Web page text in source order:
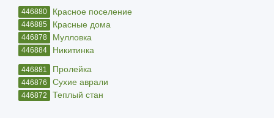
446880 Красное поселение
446885 Красные дома
446878 Мулловка
446884 Никитинка
446881 Пролейка
446876 Сухие аврали
446872 Теплый стан